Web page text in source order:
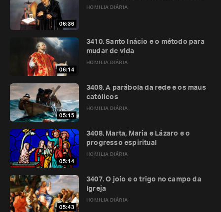
06:36
HOMILIA DIÁRIA
06:14
HOMILIA DIÁRIA
3410. Santo Inácio e o método para
mudar de vida
05:15
HOMILIA DIÁRIA
3409. A parábola da rede e os maus
católicos
05:14
HOMILIA DIÁRIA
3408. Marta, Maria e Lázaro e o
progresso espiritual
05:43
HOMILIA DIÁRIA
3407. O joio e o trigo no campo da
Igreja